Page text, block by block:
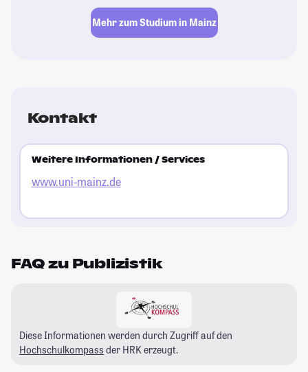
Mehr zum Studium in Mainz
Kontakt
Weitere Informationen / Services
www.uni-mainz.de
FAQ zu Publizistik
Diese Informationen werden durch Zugriff auf den
Hochschulkompass der HRK erzeugt.